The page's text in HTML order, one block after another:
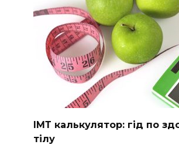
ІМТ калькулятор: гід по
тілу